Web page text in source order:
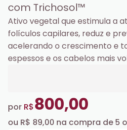
com Trichosol™
Ativo vegetal que estimula a
folículos capilares, reduz e
acelerando o crescimento e
espessos e os cabelos mais
por R$800,00
ou R$ 89,00 na compra de 5